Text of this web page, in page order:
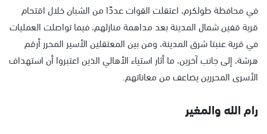
في محافظة طولكرم، اعتقلت القوات عددًا من الشبان خلال اقتحام
قرية قفين شمال المدينة بعد مداهمة منازلهم، فيما تواصلت العمليات
في قرية عنبتا شرق المدينة، ومن بين المعتقلين الأسير المحرر أرقم
هرشة، إلى جانب آخرين، ما أثار استياء الأهالي الذين اعتبروا أن استهداف
الأسرى المحررين يضاعف من معاناتهم.
رام الله والمغير